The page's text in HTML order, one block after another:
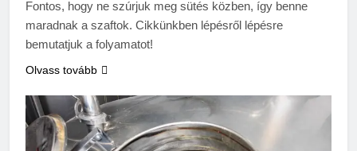
Fontos, hogy ne szúrjuk meg sütés közben, így benne
maradnak a szaftok. Cikkünkben lépésről lépésre
bemutatjuk a folyamatot!
Olvass tovább